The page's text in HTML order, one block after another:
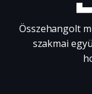
Összehangolt
szakmai